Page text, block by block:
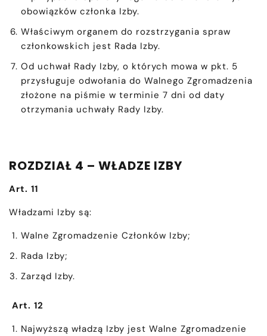
obowiązków członka Izby.
Właściwym organem do rozstrzygania spraw
członkowskich jest Rada Izby.
Od uchwał Rady Izby, o których mowa w pkt. 5
przysługuje odwołania do Walnego Zgromadzenia
złożone na piśmie w terminie 7 dni od daty
otrzymania uchwały Rady Izby.
ROZDZIAŁ 4 – WŁADZE IZBY
Art. 11
Władzami Izby są:
Walne Zgromadzenie Członków Izby;
Rada Izby;
Zarząd Izby.
Art. 12
Najwyższą władzą Izby jest Walne Zgromadzenie